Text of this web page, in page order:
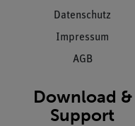
Datenschutz
Impressum
AGB
Download &
Support